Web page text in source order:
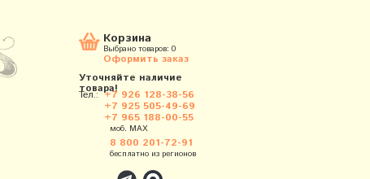
Корзина
Выбрано товаров: 0
Оформить заказ
Уточняйте наличие
товара!
Тел.: +7 926 128-38-56
+7 925 505-49-69
+7 965 188-00-55
моб. MAX
8 800 201-72-91
бесплатно из регионов